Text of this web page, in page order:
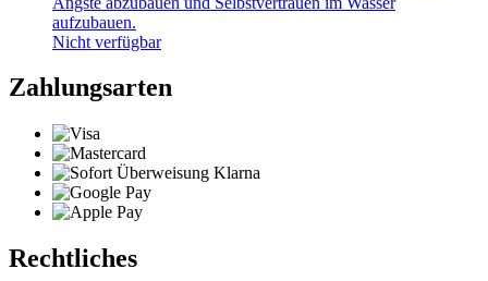
aufzubauen.
Nicht verfügbar
Zahlungsarten
Rechtliches